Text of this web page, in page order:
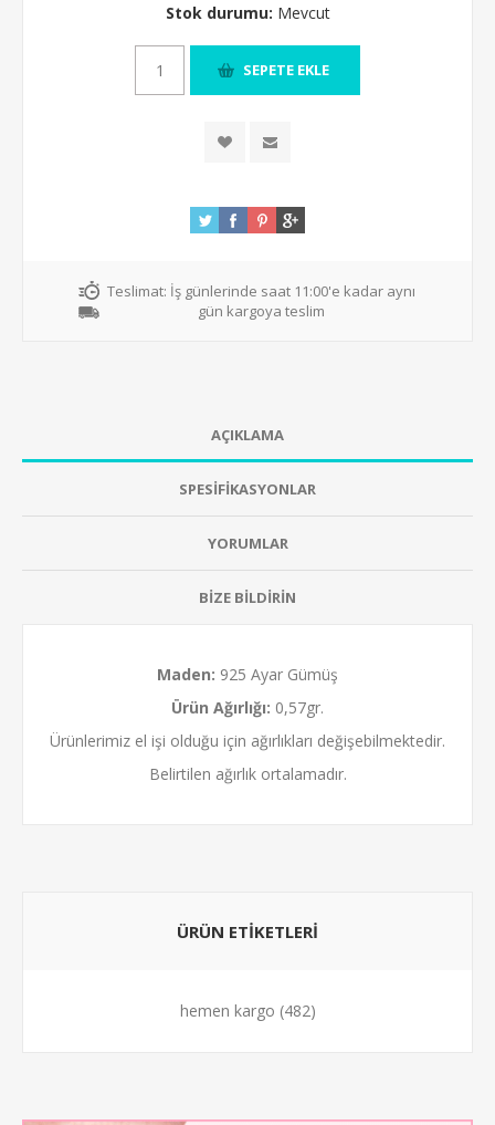
Stok durumu: Mevcut
Teslimat: İş günlerinde saat 11:00'e kadar aynı
gün kargoya teslim
AÇIKLAMA
SPESİFİKASYONLAR
YORUMLAR
BİZE BİLDİRİN
Maden: 925 Ayar Gümüş
Ürün Ağırlığı: 0,57gr.
Ürünlerimiz el işi olduğu için ağırlıkları değişebilmektedir.
Belirtilen ağırlık ortalamadır.
ÜRÜN ETİKETLERİ
hemen kargo (482)